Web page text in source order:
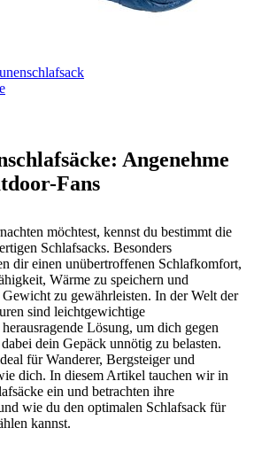
Angenehme
Fans
möchtest, kennst du bestimmt die
Schlafsacks. Besonders
dir einen unübertroffenen Schlafkomfort,
Wärme zu speichern und
zu gewährleisten. In der Welt der
sind leichtgewichtige
Lösung, um dich gegen
dein Gepäck unnötig zu belasten.
für Wanderer, Bergsteiger und
dich. In diesem Artikel tauchen wir in
ein und betrachten ihre
wie du den optimalen Schlafsack für
kannst.